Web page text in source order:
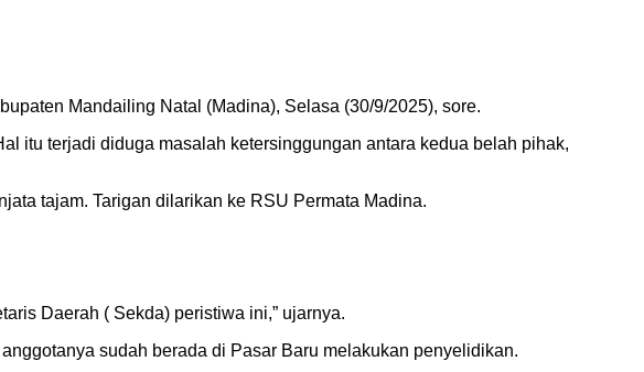
Mandailing Natal (Madina), Selasa (30/9/2025), sore.
itu terjadi diduga masalah ketersinggungan antara kedua belah pihak,
tajam. Tarigan dilarikan ke RSU Permata Madina.
Daerah ( Sekda) peristiwa ini,” ujarnya.
sudah berada di Pasar Baru melakukan penyelidikan.